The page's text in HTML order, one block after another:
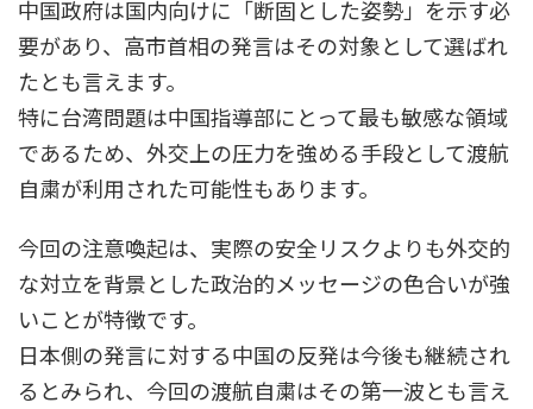
中国政府は国内向けに「断固とした姿勢」を示す必
要があり、高市首相の発言はその対象として選ばれ
たとも言えます。
特に台湾問題は中国指導部にとって最も敏感な領域
であるため、外交上の圧力を強める手段として渡航
自粛が利用された可能性もあります。
今回の注意喚起は、実際の安全リスクよりも外交的
な対立を背景とした政治的メッセージの色合いが強
いことが特徴です。
日本側の発言に対する中国の反発は今後も継続され
るとみられ、今回の渡航自粛はその第一波とも言え